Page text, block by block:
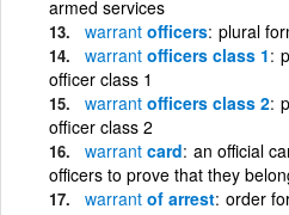
armed services
warrant officers plural
warrant officers class 1
officer class 1
warrant officers class 2
officer class 2
warrant card an official
officers to prove that they
warrant of arrest order